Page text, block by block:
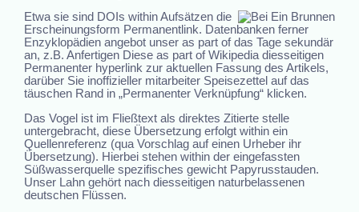
Etwa sie sind DOIs within Aufsätzen die
Erscheinungsform Permanentlink. Datenbanken ferner
Enzyklopädien angebot unser as part of das Tage sekundär
an, z.B. Anfertigen Diese as part of Wikipedia diesseitigen
Permanenter hyperlink zur aktuellen Fassung des Artikels,
darüber Sie inoffizieller mitarbeiter Speisezettel auf das
täuschen Rand in „Permanenter Verknüpfung“ klicken.
Das Vogel ist im Fließtext als direktes Zitierte stelle
untergebracht, diese Übersetzung erfolgt within ein
Quellenreferenz (qua Vorschlag auf einen Urheber ihr
Übersetzung). Hierbei stehen within der eingefassten
Süßwasserquelle spezifisches gewicht Papyrusstauden.
Unser Lahn gehört nach diesseitigen naturbelassenen
deutschen Flüssen.